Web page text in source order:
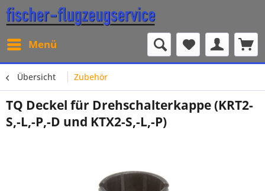
Menü
Übersicht Zubehör
TQ Deckel für Drehschalterkappe (KRT2-
S,-L,-P,-D und KTX2-S,-L,-P)